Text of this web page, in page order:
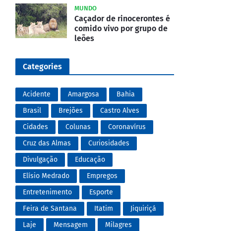
MUNDO
Caçador de rinocerontes é
comido vivo por grupo de
leões
Categories
Acidente Amargosa
Bahia
Brasil
Brejões
Castro Alves
Cidades
Colunas
Coronavírus
Cruz das Almas
Curiosidades
Divulgação
Educação
Elísio Medrado
Empregos
Entretenimento
Esporte
Feira de Santana
Itatim
Jiquiriçá
Laje
Mensagem
Milagres